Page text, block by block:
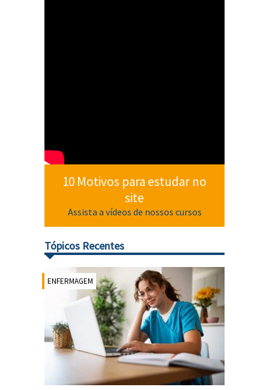
10 Motivos para estudar no
site
Assista a vídeos de nossos cursos
Tópicos Recentes
ENFERMAGEM